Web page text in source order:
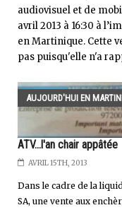
audiovisuel et de
avril 2013 à 16:30 à
en Martinique. Cette
pas puisqu'elle n'a
AUJOURD'HUI EN
ATV...l'an chair appâtée
AVRIL 15TH, 2013
Dans le cadre de la
SA, une vente aux